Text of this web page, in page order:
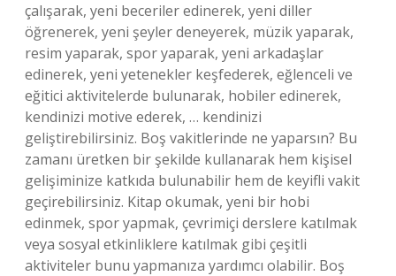
çalışarak, yeni beceriler edinerek, yeni diller
öğrenerek, yeni şeyler deneyerek, müzik yaparak,
resim yaparak, spor yaparak, yeni arkadaşlar
edinerek, yeni yetenekler keşfederek, eğlenceli ve
eğitici aktivitelerde bulunarak, hobiler edinerek,
kendinizi motive ederek, … kendinizi
geliştirebilirsiniz. Boş vakitlerinde ne yaparsın? Bu
zamanı üretken bir şekilde kullanarak hem kişisel
gelişiminize katkıda bulunabilir hem de keyifli vakit
geçirebilirsiniz. Kitap okumak, yeni bir hobi
edinmek, spor yapmak, çevrimiçi derslere katılmak
veya sosyal etkinliklere katılmak gibi çeşitli
aktiviteler bunu yapmanıza yardımcı olabilir. Boş